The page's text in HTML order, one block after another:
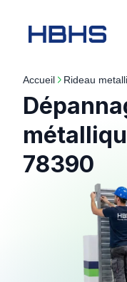
Accueil rideau
78390